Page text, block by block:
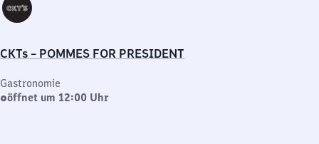
CKTs – POMMES FOR PRESIDENT
Gastronomie
öffnet um 12:00 Uhr